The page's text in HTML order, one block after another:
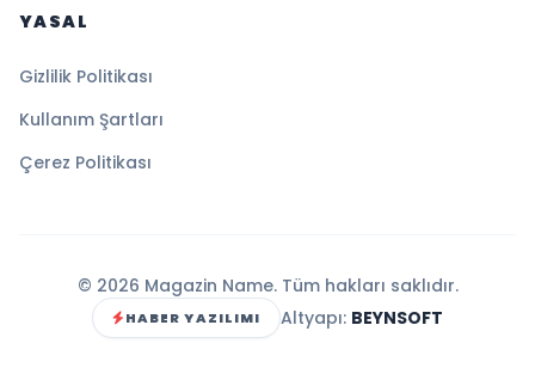
YASAL
Gizlilik Politikası
Kullanım Şartları
Çerez Politikası
© 2026 Magazin Name. Tüm hakları saklıdır.
HABER YAZILIMI Altyapı: BEYNSOFT